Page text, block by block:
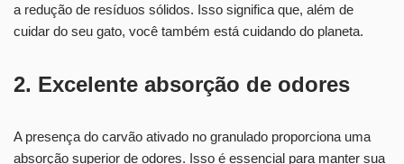
a redução de resíduos sólidos. Isso significa que, além de
cuidar do seu gato, você também está cuidando do planeta.
2. Excelente absorção de odores
A presença do carvão ativado no granulado proporciona uma
absorção superior de odores. Isso é essencial para manter sua